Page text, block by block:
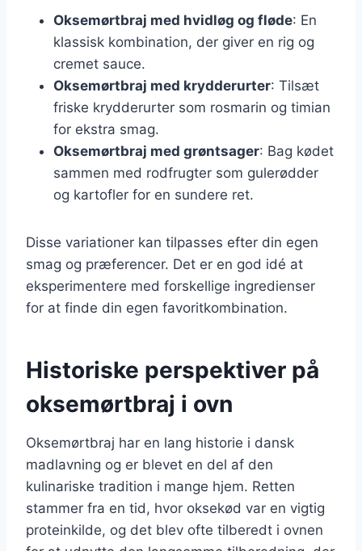
Oksemørtbraj med hvidløg og fløde: En
klassisk kombination, der giver en rig og
cremet sauce.
Oksemørtbraj med krydderurter: Tilsæt
friske krydderurter som rosmarin og timian
for ekstra smag.
Oksemørtbraj med grøntsager: Bag kødet
sammen med rodfrugter som gulerødder
og kartofler for en sundere ret.
Disse variationer kan tilpasses efter din egen
smag og præferencer. Det er en god idé at
eksperimentere med forskellige ingredienser
for at finde din egen favoritkombination.
Historiske perspektiver på
oksemørtbraj i ovn
Oksemørtbraj har en lang historie i dansk
madlavning og er blevet en del af den
kulinariske tradition i mange hjem. Retten
stammer fra en tid, hvor oksekød var en vigtig
proteinkilde, og det blev ofte tilberedt i ovnen